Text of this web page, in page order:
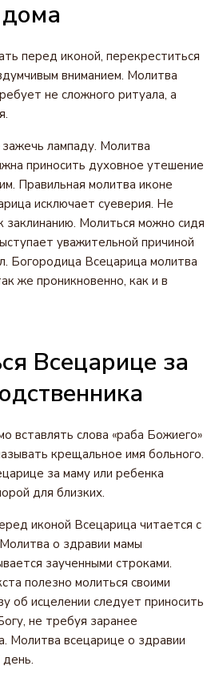
перед иконой, перекреститься
вниманием. Молитва
не сложного ритуала, а
лампаду. Молитва
приносить духовное утешение
Правильная молитва иконе
исключает суеверия. Не
заклинанию. Молиться можно сидя
уважительной причиной
Богородица Всецарица молитва
же проникновенно, как и в
Всецарице за
вставлять слова «раба Божиего»
крещальное имя больного.
за маму или ребенка
для близких.
иконой Всецарица читается с
о здравии мамы
заученными строками.
полезно молиться своими
об исцелении следует приносить
не требуя заранее
Молитва всецарице о здравии